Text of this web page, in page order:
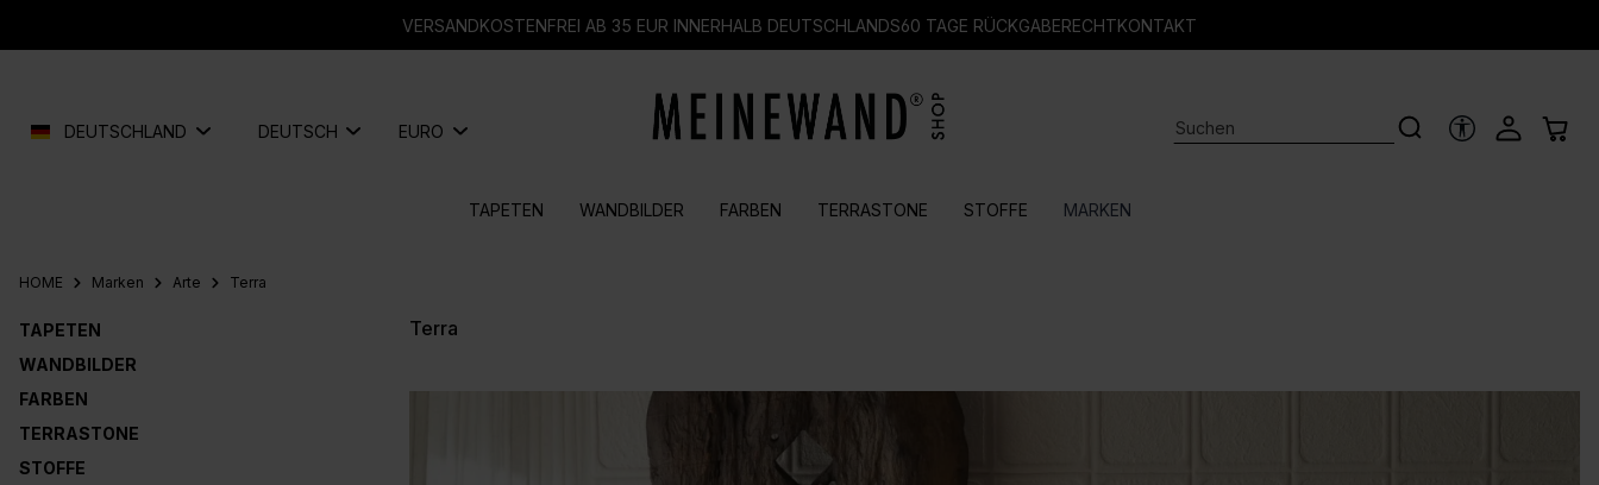
VERSANDKOSTENFREI AB 35 EUR INNERHALB DEUTSCHLANDS60 TAGE RÜCKGABERECHTKONTAKT
DEUTSCHLAND DEUTSCH EURO HILFSTOOLS
TAPETEN WANDBILDER FARBEN TERRASTONE STOFFE MARKEN
HOME Marken Arte Terra
TAPETEN
WANDBILDER
FARBEN
TERRASTONE
STOFFE
Terra